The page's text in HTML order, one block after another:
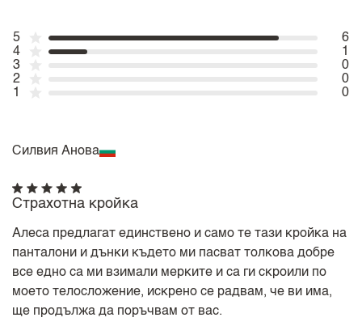
5
6
4
1
3
0
2
0
1
0
Силвия Анова
Страхотна кройка
Алеса предлагат единствено и само те тази кройка на
панталони и дънки където ми пасват толкова добре
все едно са ми взимали мерките и са ги скроили по
моето телосложение, искрено се радвам, че ви има,
ще продължа да поръчвам от вас.